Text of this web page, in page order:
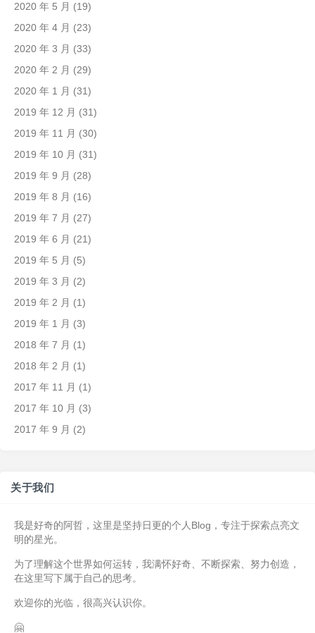
2020 年 5 月 (19)
2020 年 4 月 (23)
2020 年 3 月 (33)
2020 年 2 月 (29)
2020 年 1 月 (31)
2019 年 12 月 (31)
2019 年 11 月 (30)
2019 年 10 月 (31)
2019 年 9 月 (28)
2019 年 8 月 (16)
2019 年 7 月 (27)
2019 年 6 月 (21)
2019 年 5 月 (5)
2019 年 3 月 (2)
2019 年 2 月 (1)
2019 年 1 月 (3)
2018 年 7 月 (1)
2018 年 2 月 (1)
2017 年 11 月 (1)
2017 年 10 月 (3)
2017 年 9 月 (2)
关于我们
我是好奇的阿哲，这里是坚持日更的个人Blog，专注于探索点亮文
明的星光。
为了理解这个世界如何运转，我满怀好奇、不断探索、努力创造，
在这里写下属于自己的思考。
欢迎你的光临，很高兴认识你。
🤗